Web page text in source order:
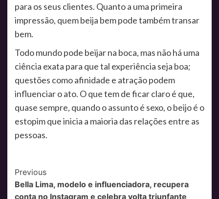
para os seus clientes. Quanto a uma primeira
impressão, quem beija bem pode também transar
bem.
Todo mundo pode beijar na boca, mas não há uma
ciência exata para que tal experiência seja boa;
questões como afinidade e atração podem
influenciar o ato. O que tem de ficar claro é que,
quase sempre, quando o assunto é sexo, o beijo é o
estopim que inicia a maioria das relações entre as
pessoas.
Post
Navigation
Previous
Bella Lima, modelo e influenciadora, recupera
conta no Instagram e celebra volta triunfante